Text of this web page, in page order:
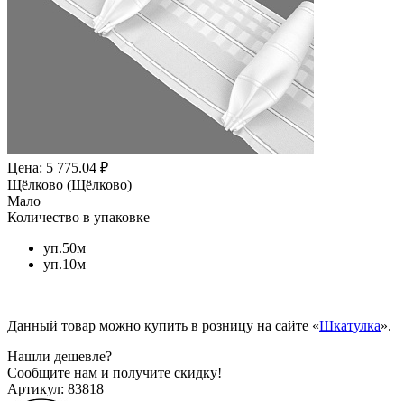
Цена: 5 775.04 ₽
Щёлково (Щёлково)
Мало
Количество в упаковке
уп.50м
уп.10м
Данный товар можно купить в розницу на сайте «Шкатулка».
Нашли дешевле?
Сообщите нам и получите скидку!
Артикул: 83818